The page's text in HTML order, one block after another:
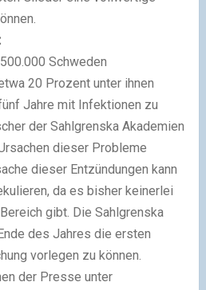
Schweden
20 Prozent unter ihnen
Jahre mit Infektionen zu
der Sahlgrenska Akademien
dieser Probleme
dieser Entzündungen kann
da es bisher keinerlei
gibt. Die Sahlgrenska
des Jahres die ersten
vorlegen zu können.
der Presse unter